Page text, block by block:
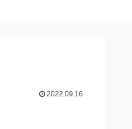
2022.09.16